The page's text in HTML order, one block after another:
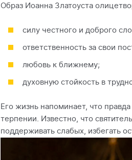
Образ Иоанна Златоуста
силу честного и доброго
ответственность за свои
любовь к ближнему;
духовную стойкость в
Его жизнь напоминает, что
терпении. Известно, что
поддерживать слабых, избегать